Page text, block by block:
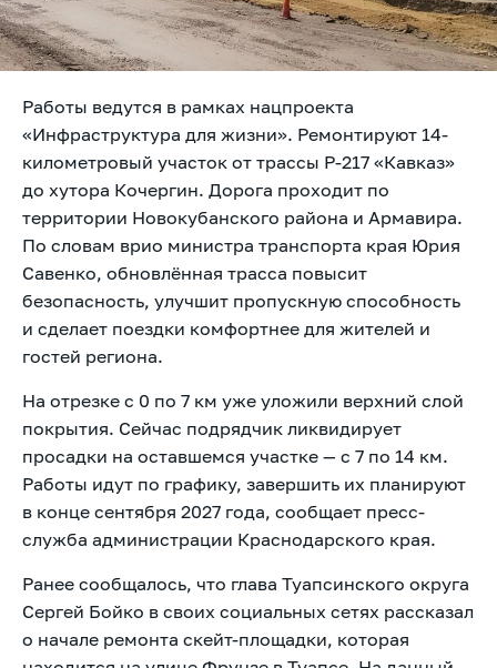
Работы ведутся в рамках нацпроекта
«Инфраструктура для жизни». Ремонтируют 14-
километровый участок от трассы Р-217 «Кавказ»
до хутора Кочергин. Дорога проходит по
территории Новокубанского района и Армавира.
По словам врио министра транспорта края Юрия
Савенко, обновлённая трасса повысит
безопасность, улучшит пропускную способность
и сделает поездки комфортнее для жителей и
гостей региона.
На отрезке с 0 по 7 км уже уложили верхний слой
покрытия. Сейчас подрядчик ликвидирует
просадки на оставшемся участке — с 7 по 14 км.
Работы идут по графику, завершить их планируют
в конце сентября 2027 года, сообщает пресс-
служба администрации Краснодарского края.
Ранее сообщалось, что глава Туапсинского округа
Сергей Бойко в своих социальных сетях рассказал
о начале ремонта скейт-площадки, которая